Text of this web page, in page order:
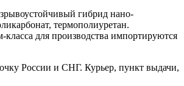
гибрид нано-
термополиуретан.
для производства импортируются
России и СНГ. Курьер, пункт выдачи,